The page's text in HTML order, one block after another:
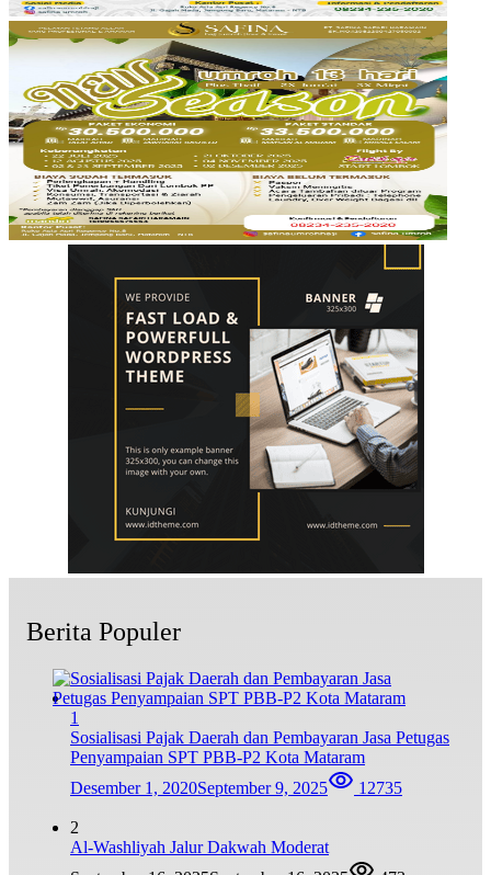
Berita Populer
1
Sosialisasi Pajak Daerah dan Pembayaran Jasa Petugas
Penyampaian SPT PBB-P2 Kota Mataram
Desember 1, 2020September 9, 2025 12735
2
Al-Washliyah Jalur Dakwah Moderat